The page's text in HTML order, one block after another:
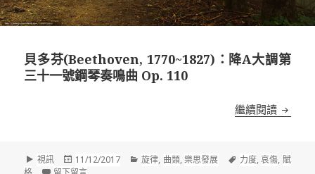
貝多芬(Beethoven, 1770~1827)：降A大調第
三十一號鋼琴奏鳴曲 Op. 110
繼續閱讀 貝多
格
視訊
發
11/12/2017
分
旋律, 曲類,樂思發展
標
力度,哀傷, 賦